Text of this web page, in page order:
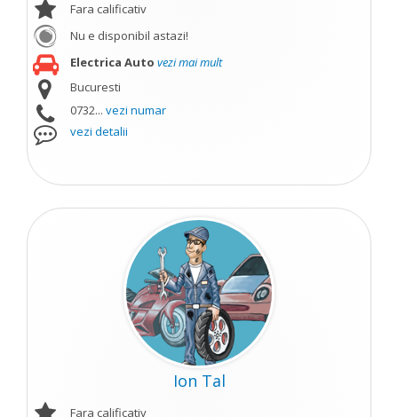
Fara calificativ
Nu e disponibil astazi!
Electrica Auto vezi mai mult
Bucuresti
0732... vezi numar
vezi detalii
Ion Tal
Fara calificativ